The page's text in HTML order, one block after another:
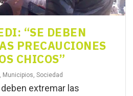
“SE DEBEN
PRECAUCIONES
CHICOS”
, Municipios,Sociedad
extremar las